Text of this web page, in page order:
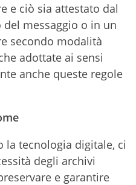
e ciò sia attestato dal
del messaggio o in un
secondo modalità
adottate ai sensi
anche queste regole
la tecnologia digitale, ci
degli archivi
e garantire